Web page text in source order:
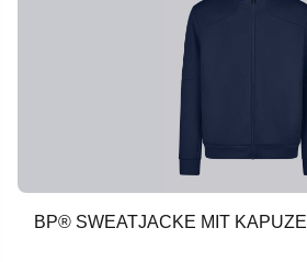
BP® SWEATJACKE MIT KAPUZE